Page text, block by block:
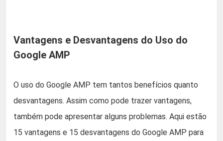
Vantagens e Desvantagens do Uso do
Google AMP
O uso do Google AMP tem tantos benefícios quanto
desvantagens. Assim como pode trazer vantagens,
também pode apresentar alguns problemas. Aqui estão
15 vantagens e 15 desvantagens do Google AMP para